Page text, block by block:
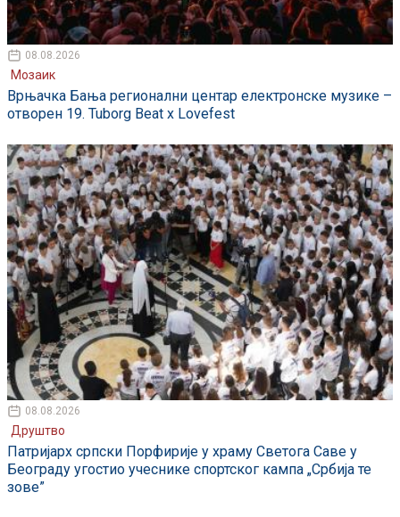
08.08.2026
Мозаик
Врњачка Бања регионални центар електронске музике –
отворен 19. Tuborg Beat x Lovefest
08.08.2026
Друштво
Патријарх српски Порфирије у храму Светога Саве у
Београду угостио учеснике спортског кампа „Србија те
зове”